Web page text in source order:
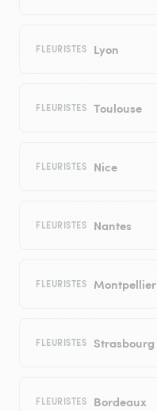
FLEURISTES Lyon
FLEURISTES Toulouse
FLEURISTES Nice
FLEURISTES Nantes
FLEURISTES Montpellier
FLEURISTES Strasbourg
FLEURISTES Bordeaux